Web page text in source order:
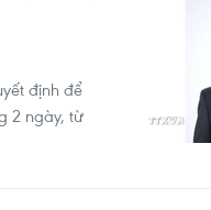
định để
2 ngày, từ